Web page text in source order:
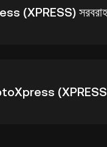
(XPRESS)
(XPRESS)